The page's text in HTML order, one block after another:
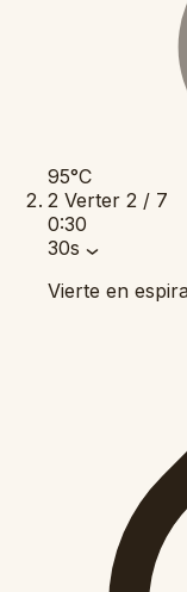
95°C
2 Verter 2 / 7
0:30
30s
Vierte en